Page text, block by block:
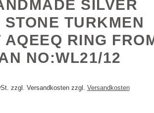
SILVER
TURKMEN
AQEEQ RING
NO:WL21/12
zzgl. Versandkosten zzgl. Versandkosten